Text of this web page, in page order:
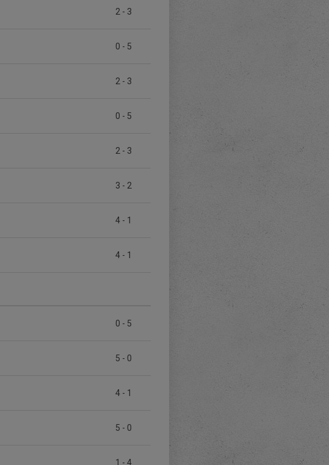
2 - 3
0 - 5
2 - 3
0 - 5
2 - 3
3 - 2
4 - 1
4 - 1
0 - 5
5 - 0
4 - 1
5 - 0
1 - 4